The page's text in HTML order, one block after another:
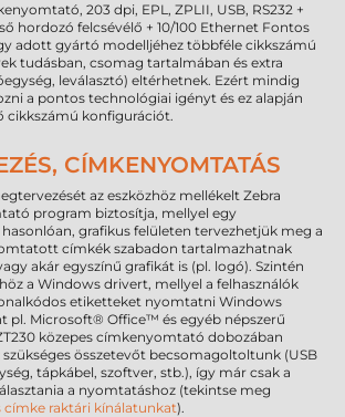
203 dpi, EPL, ZPLII, USB, RS232 +
hordozó felcsévélő + 10/100 Ethernet Fontos
adott gyártó modelljéhez többféle cikkszámú
tudásban, csomag tartalmában és extra
leválasztó) eltérhetnek. Ezért mindig
a pontos technológiai igényt és ez alapján
cikkszámú konfigurációt.
CÍMKENYOMTATÁS
az eszközhöz mellékelt Zebra
program biztosítja, mellyel egy
grafikus felületen tervezhetjük meg a
címkék szabadon tartalmazhatnak
akár egyszínű grafikát is (pl. logó). Szintén
a Windows drivert, mellyel a felhasználók
etiketteket nyomtatni Windows
pl. Microsoft® Office™ és egyéb népszerű
közepes címkenyomtató dobozában
összetevőt becsomagoltoltunk (USB
tápkábel, szoftver, stb.), így már csak a
a nyomtatáshoz (tekintse meg
címke raktári kínálatunkat).